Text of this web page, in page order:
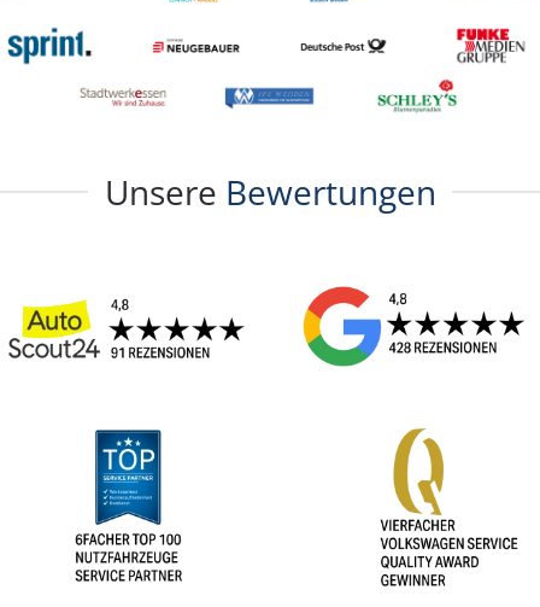
Unsere Bewertungen